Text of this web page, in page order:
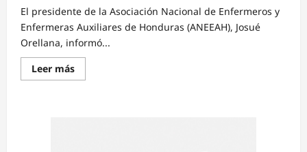
El presidente de la Asociación Nacional de Enfermeros y
Enfermeras Auxiliares de Honduras (ANEEAH), Josué
Orellana, informó...
Leer másRead
more